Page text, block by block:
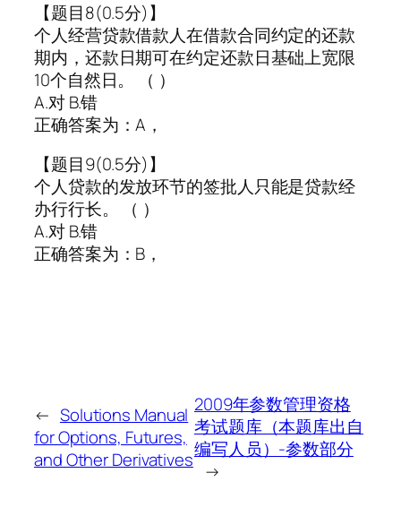
【题目8(0.5分)】
个人经营贷款借款人在借款合同约定的还款
期内，还款日期可在约定还款日基础上宽限
10个自然日。 （ ）
A.对 B.错
正确答案为：A，
【题目9(0.5分)】
个人贷款的发放环节的签批人只能是贷款经
办行行长。 （ ）
A.对 B.错
正确答案为：B，
← Solutions Manual
for Options, Futures,
and Other Derivatives
2009年参数管理资格
考试题库（本题库出自
编写人员）-参数部分
→